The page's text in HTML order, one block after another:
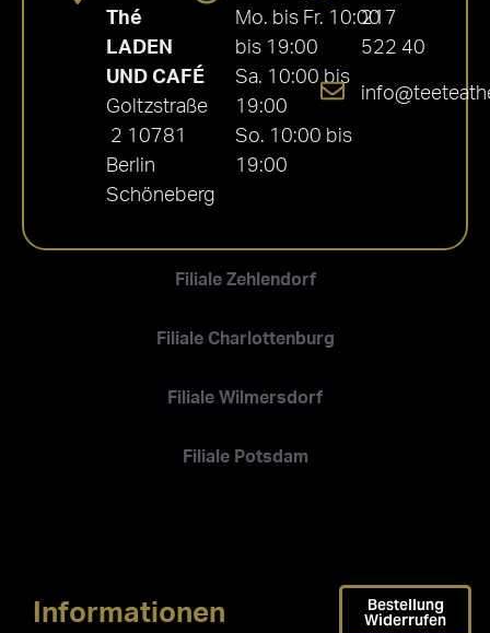
Filiale Zehlendorf
Filiale Charlottenburg
Filiale Wilmersdorf
Filiale Potsdam
Thé
LADEN
UND CAFÉ
Goltzstraße
2 10781
Berlin
Schöneberg
Mo. bis Fr. 10:00
bis 19:00
Sa. 10:00 bis
19:00
So. 10:00 bis
19:00
217
522 40
Informationen Bestellung
Widerrufen